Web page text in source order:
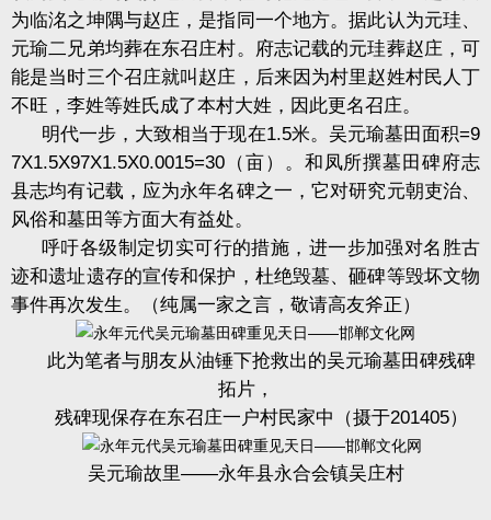
为临洺之坤隅与赵庄，是指同一个地方。据此认为元珪、
元瑜二兄弟均葬在东召庄村。府志记载的元珪葬赵庄，可
能是当时三个召庄就叫赵庄，后来因为村里赵姓村民人丁
不旺，李姓等姓氏成了本村大姓，因此更名召庄。
明代一步，大致相当于现在1.5米。吴元瑜墓田面积=9
7X1.5X97X1.5X0.0015=30 （亩）。和凤所撰墓田碑府志
县志均有记载，应为永年名碑之一，它对研究元朝吏治、
风俗和墓田等方面大有益处。
呼吁各级制定切实可行的措施，进一步加强对名胜古
迹和遗址遗存的宣传和保护，杜绝毁墓、砸碑等毁坏文物
事件再次发生。（纯属一家之言，敬请高友斧正）
此为笔者与朋友从油锤下抢救出的吴元瑜墓田碑残碑
拓片，
残碑现保存在东召庄一户村民家中（摄于201405）
吴元瑜故里——永年县永合会镇吴庄村